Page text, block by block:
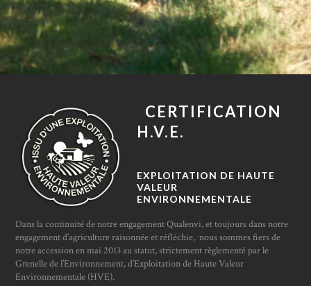
CERTIFICATION
H.V.E.
EXPLOITATION DE HAUTE
VALEUR
ENVIRONNEMENTALE
Dans la continuité de notre engagement Qualenvi, et toujours dans notre
engagement d’agriculture raisonnée et réfléchie, nous sommes fiers de
notre accession en mai 2013 au statut, strictement règlementé par le
Grenelle de l’Environnement, d’Exploitation de Haute Valeur
Environnementale (HVE).